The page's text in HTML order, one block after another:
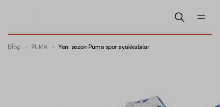
Blog - PUMA - Yeni sezon Puma spor ayakkabılar